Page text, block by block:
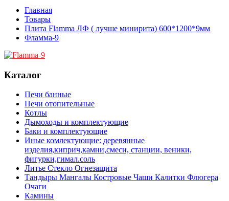
Главная
Товары
Плита Flamma ЛФ ( лучше минирита) 600*1200*9мм
Фламма-9
Каталог
Печи банные
Печи отопительные
Котлы
Дымоходы и комплектующие
Баки и комплектующие
Иные комлектующие: деревянные
изделия,киприч,камни,смеси, станции, веники,
фигурки,гимал.соль
Литье Стекло Огнезащита
Тандыры Мангалы Костровые Чаши Калитки Флюгера
Очаги
Камины